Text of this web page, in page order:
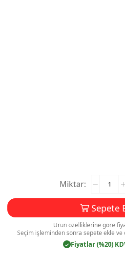
Smmm
Kartvizit
Baskı
adet
Sepete
Ürün özelliklerine göre
Seçim işleminden sonra sepete ekle ve
✓ Fiyatlar (%20)